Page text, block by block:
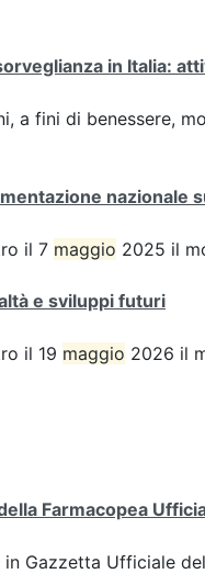
in Italia:
a fini di benessere,
nazionale
il 7 maggio 2025 il
e sviluppi futuri
il 19 maggio 2026 il
Farmacopea
Gazzetta Ufficiale